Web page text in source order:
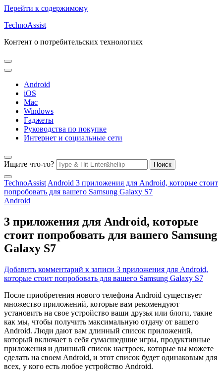
Перейти к содержимому
TechnoAssist
Контент о потребительских технологиях
Android
iOS
Mac
Windows
Гаджеты
Руководства по покупке
Интернет и социальные сети
Ищите что-то?
TechnoAssist Android 3 приложения для Android, которые стоит
попробовать для вашего Samsung Galaxy S7
Android
3 приложения для Android, которые
стоит попробовать для вашего Samsung
Galaxy S7
Добавить комментарий к записи 3 приложения для Android,
которые стоит попробовать для вашего Samsung Galaxy S7
После приобретения нового телефона Android существует
множество приложений, которые вам рекомендуют
установить на свое устройство ваши друзья или блоги, такие
как мы, чтобы получить максимальную отдачу от вашего
Android. Люди дают вам длинный список приложений,
который включает в себя сумасшедшие игры, продуктивные
приложения и длинный список настроек, которые вы можете
сделать на своем Android, и этот список будет одинаковым для
всех, у кого есть любое устройство Android.